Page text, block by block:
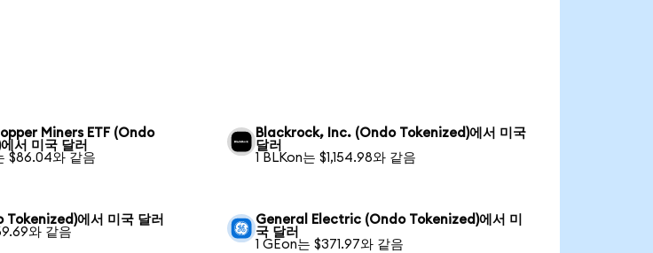
Miners ETF (Ondo
서 미국 달러
$86.04와 같음
Blackrock, Inc. (Ondo Tokenized)에서 미국
달러
1 BLKon는 $1,154.98와 같음
에서 미국 달러
와 같음
General Electric (Ondo Tokenized)에서 미
국 달러
1 GEon는 $371.97와 같음